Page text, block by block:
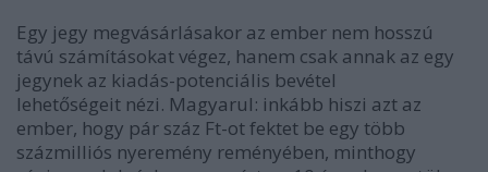
Egy jegy megvásárlásakor az ember nem hosszú
távú számításokat végez, hanem csak annak az egy
jegynek az kiadás-potenciális bevétel
lehetőségeit nézi. Magyarul: inkább hiszi azt az
ember, hogy pár száz Ft-ot fektet be egy több
százmilliós nyeremény reményében, minthogy